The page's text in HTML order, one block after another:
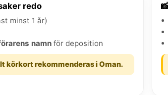
redo
minst 1 år)
namn för deposition
körkort rekommenderas i Oman.